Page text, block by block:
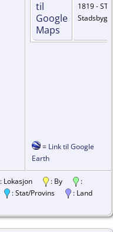
1819 - ST,
Stadsbygd
= Link til Google
Earth
: Lokasjon : By
:
: Stat/Provins
: Land